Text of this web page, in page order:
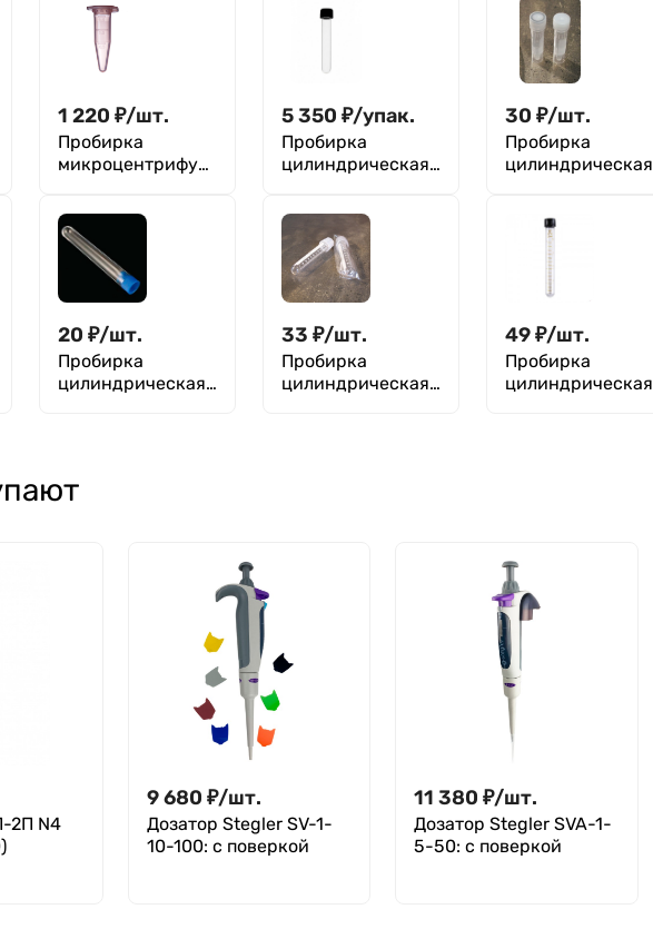
1 220 ₽/шт.
Пробирка
микроцентрифуж
делениями,
розовая, FL
Medical, уп. 500
шт.
5 350 ₽/упак.
Пробирка
цилиндрическая
крышкой, без
делений, п/с,
Aptaca уп. 100 шт
30 ₽/шт.
Пробирка
цилиндрическая
крышкой, с
делениями, с
юбкой
устойчивости, п/
20 ₽/шт.
Пробирка
цилиндрическая
стерильная, п/п,
33 ₽/шт.
Пробирка
цилиндрическая
49₽/шт.
Пробирка
цилиндрическая
2П N4
9 680 ₽/шт.
Дозатор Stegler SV-1-
10-100: с поверкой
11 380 ₽/шт.
Дозатор Stegler SVA-1-
5-50: с поверкой